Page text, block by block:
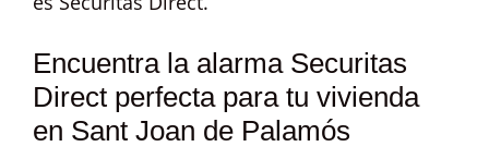
Encuentra la alarma Securitas
Direct perfecta para tu vivienda
en Sant Joan de Palamós